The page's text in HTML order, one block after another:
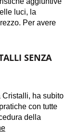
luci, la
Per avere
SENZA
Cristalli, ha subito
con tutte
della